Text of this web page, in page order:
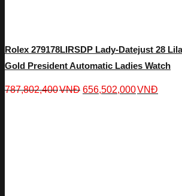
Rolex 279178LIRSDP Lady-Datejust 28
Gold President Automatic Ladies Watch
787,802,400VNĐ 656,502,000VNĐ